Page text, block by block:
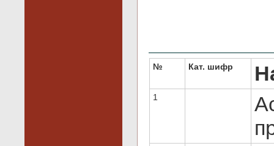
№ Кат. шифр
1